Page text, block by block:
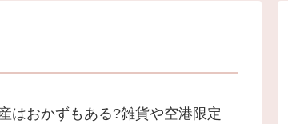
はおかずもある?雑貨や空港限定